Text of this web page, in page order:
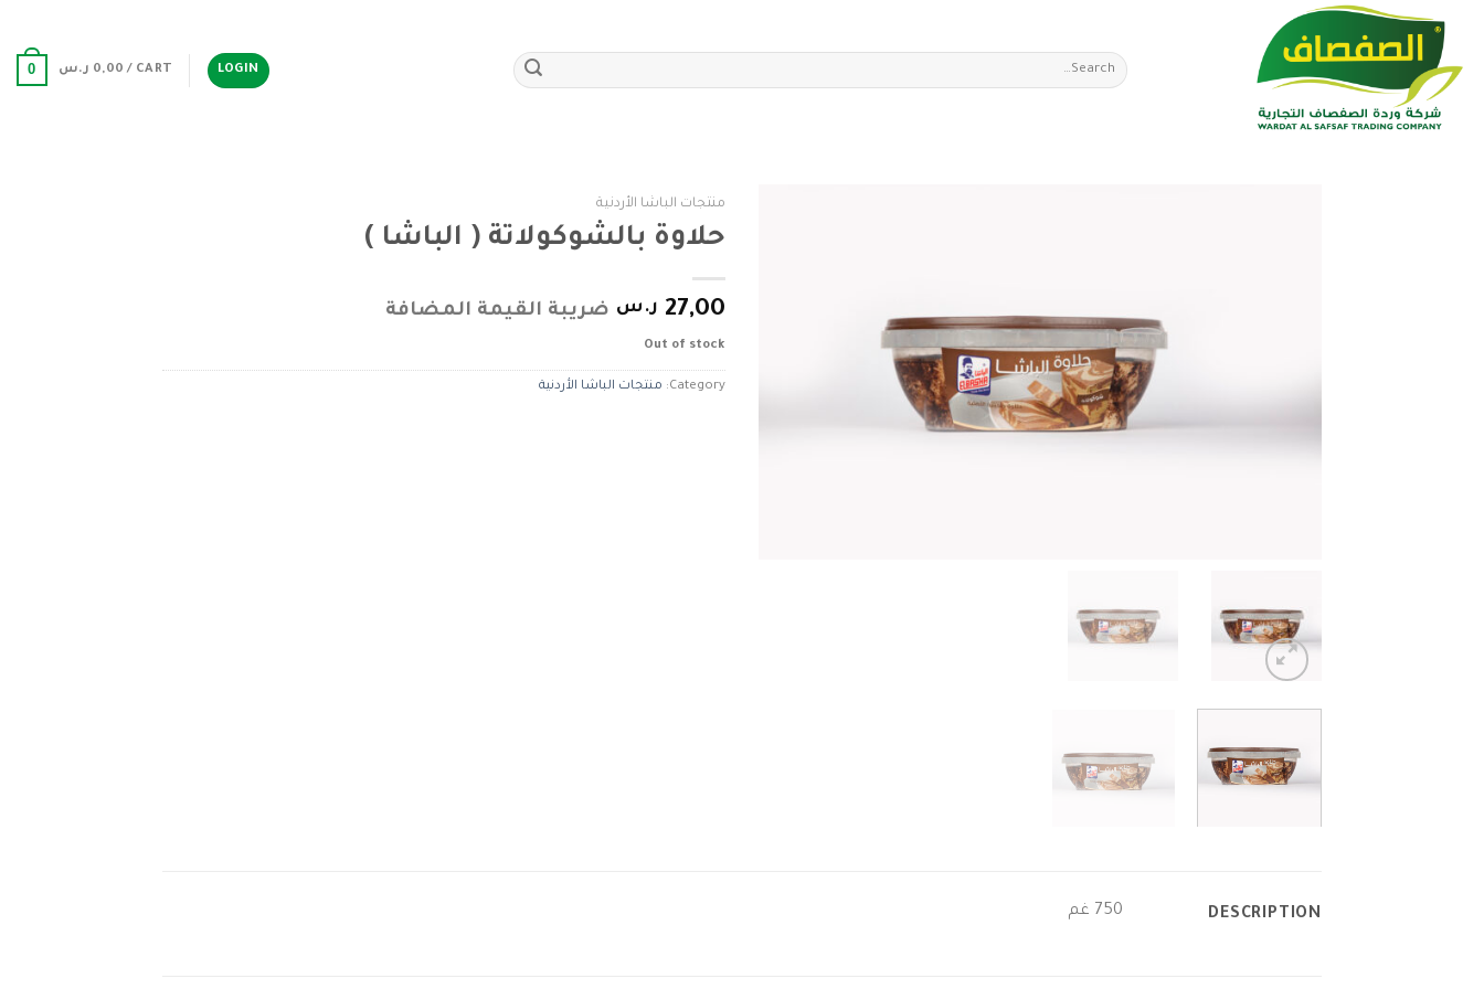
content
Search
for:
LOGIN
CART /
0,00 ر.س 0
منتجات الباشا الأردنية
حلاوة بالشوكولاتة ( الباشا )
27,00 ر.س ضريبة القيمة المضافة
Out of stock
Category: منتجات الباشا الأردنية
DESCRIPTION 750 غم